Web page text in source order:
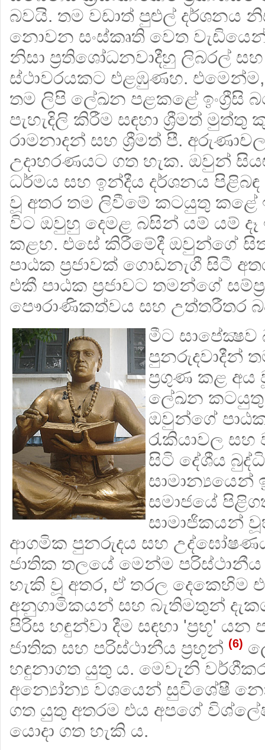
බවයි. තම වඩාත් පුළුල් දර්ශනය
නොවන සංස්කෘති වෙත
නිසා ප්‍රතිශෝධනවාදීහු ලිබරල්
ස්ථාවරයකට එළඹුණහ.
තම ලිපි ලේඛන පළකළේ ඉංග්‍රීසි
පැහැදිලි කිරීම සඳහා ශ්‍රීමත් මුත්තු
රාමනාදන් සහ ශ්‍රීමත් පී.
උදාහරණයට ගත හැක. ඔවුන්
ධර්මය සහ ඉන්දීය දර්ශනය පිළිබඳ
වූ අතර තම ලිවීමේ කටයුතු කළේ
විට ඔවුහු දෙමළ බසින් යම් යම් දෑ
කළහ. එසේ කිරීමේදී ඔවුන්ගේ
පාඨක ප්‍රජාවක් ගොඩනැගී සිටී
එකී පාඨක ප්‍රජාවට තමන්ගේ
පෞරාණිකත්වය සහ උත්තරීතර
මීට
පුනරුදවාදීන්
ප්‍රගුණ කළ අය
ලේඛන කටයුතු
ඔවුන්ගේ
රැකියාවල
සිටි දේශීය
සමාජයේ
සාමාජිකයන්
ආගමික පුනරුදය සහ
ජාතික තලයේ මෙන්ම පරිස්ථානීය
හැකි වූ අතර, ඒ තරල දෙකෙහිම
අනුගාමිකයන් සහ බැතිමතුන්
පිරිස හඳුන්වා දීම සඳහා 'ප්‍රභූ'
ජාතික සහ පරිස්ථානීය ප්‍රභූන් (6)
හඳුනාගත යුතු ය. මෙවැනි
අන්‍යෝන්‍ය වශයෙන් සුවිශේෂී
ගත යුතු අතරම එය අපගේ
යොදා ගත හැකි ය.